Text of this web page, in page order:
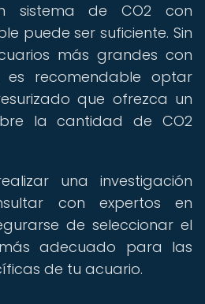
sistema de CO2 con
puede ser suficiente. Sin
más grandes con
es recomendable optar
que ofrezca un
la cantidad de CO2
una investigación
con expertos en
de seleccionar el
adecuado para las
de tu acuario.